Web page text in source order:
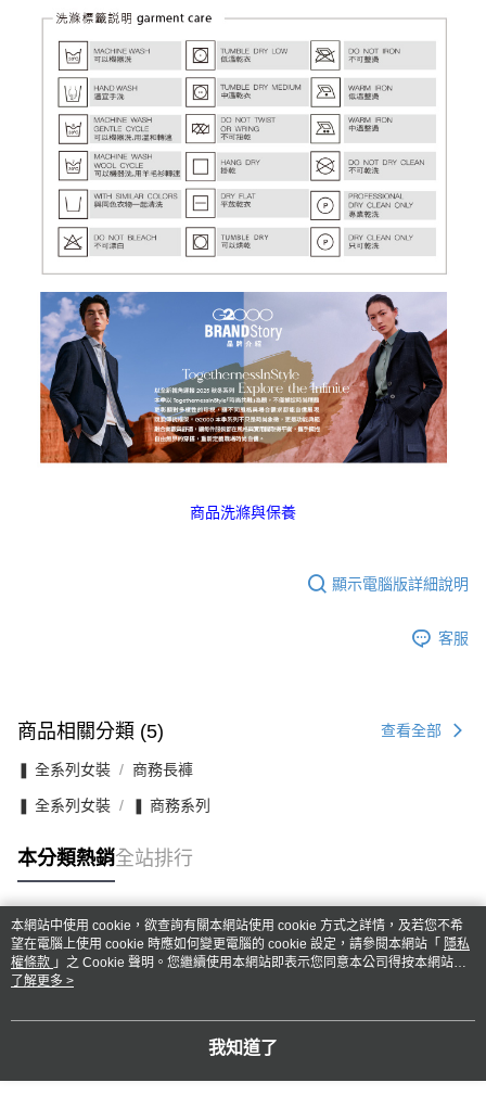
商品洗滌與保養
顯示電腦版詳細說明
客服
商品相關分類 (5) 查看全部
❚ 全系列女裝 商務長褲
❚ 全系列女裝 ❚ 商務系列
本分類熱銷全站排行
熱門標籤
本網站中使用 cookie，欲查詢有關本網站使用 cookie 方式之詳情，及若您不希
望在電腦上使用 cookie 時應如何變更電腦的 cookie 設定，請參閱本網站「 隱私
權條款 」之 Cookie 聲明。您繼續使用本網站即表示您同意本公司得按本網站使
用條款之 Cookie 聲明使用 cookie。
了解更多 >
我知道了